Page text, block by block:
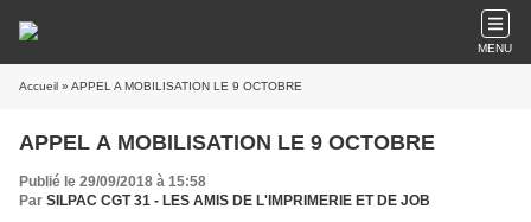
MENU
Accueil » APPEL A MOBILISATION LE 9 OCTOBRE
APPEL A MOBILISATION LE 9 OCTOBRE
Publié le 29/09/2018 à 15:58
Par SILPAC CGT 31 - LES AMIS DE L'IMPRIMERIE ET DE JOB